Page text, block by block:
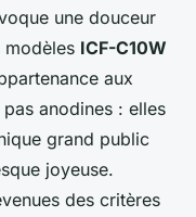
une douceur
ICF-C10W
aux
anodines : elles
grand public
joyeuse.
des critères